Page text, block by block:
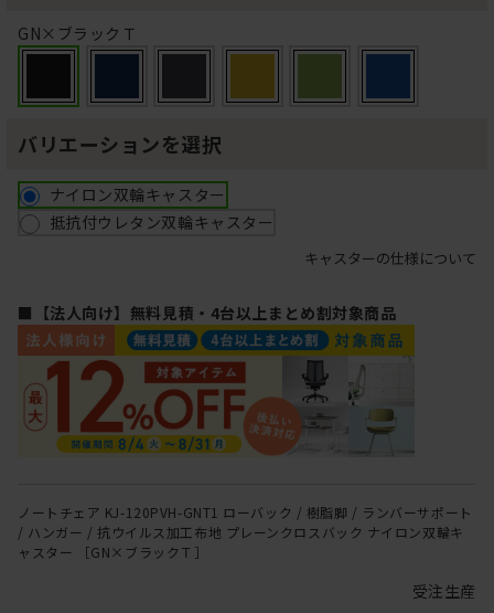
GN×ブラックＴ
バリエーションを選択
ナイロン双輪キャスター
抵抗付ウレタン双輪キャスター
キャスターの仕様について
■【法人向け】無料見積・4台以上まとめ割対象商品
ノートチェア KJ-120PVH-GNT1 ローバック / 樹脂脚 / ランバーサポート
/ ハンガー / 抗ウイルス加工布地 プレーンクロスバック ナイロン双輪キ
ャスター ［GN×ブラックＴ］
受注生産